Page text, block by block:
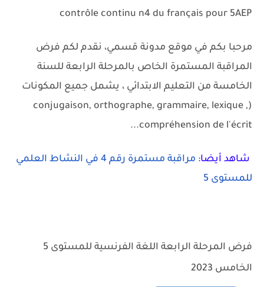
contrôle continu n4 du français pour 5AEP
مرحبا بكم في موقع مدونة قسمي، نقدم لكم فرض
المراقبة المستمرة الخاص بالمرحلة الرابعة للسنة
الخامسة من التعليم الابتدائي ، يشمل جميع المكونات
(conjugaison, orthographe, grammaire, lexique ,
compréhension de l'écrit...
شاهد أيضا:
مراقبة مستمرة رقم 4 في النشاط العلمي
للمستوى 5
فرض المرحلة الرابعة اللغة الفرنسية للمستوى 5
الخامس 2023